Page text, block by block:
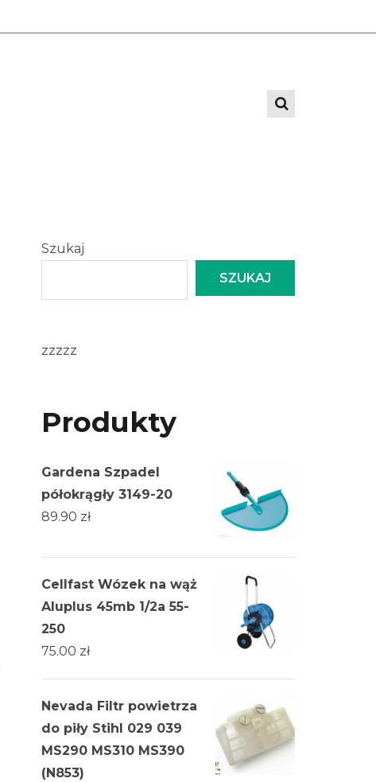
Szukaj
SZUKAJ
zzzzz
Produkty
Gardena Szpadel
półokrągły 3149-20
89.90 zł
Cellfast Wózek na wąż
Aluplus 45mb 1/2a 55-
250
75.00 zł
Nevada Filtr powietrza
do piły Stihl 029 039
MS290 MS310 MS390
(N853)